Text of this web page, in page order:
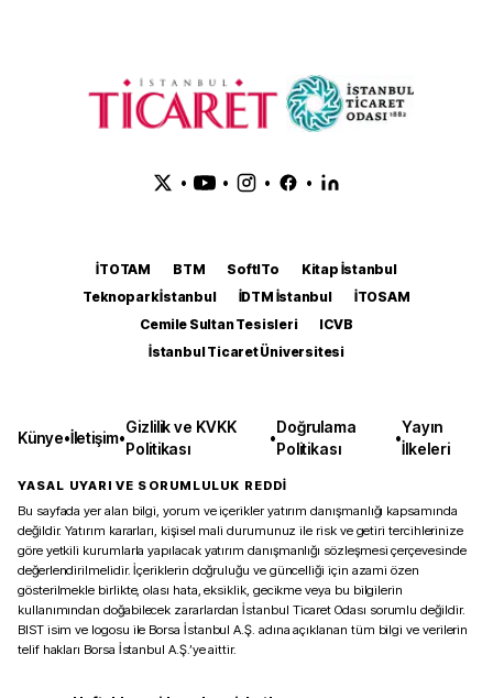
• • • •
İTOTAM BTM SoftITo
Kitap İstanbul
Teknopark İstanbul
İDTM İstanbul
İTOSAM
Cemile Sultan Tesisleri
ICVB
İstanbul Ticaret Üniversitesi
Künye•İletişim•
Gizlilik ve KVKK
Politikası
•
Doğrulama
Politikası
•
Yayın
İlkeleri
YASAL UYARI VE SORUMLULUK REDDİ
Bu sayfada yer alan bilgi, yorum ve içerikler yatırım danışmanlığı kapsamında
değildir. Yatırım kararları, kişisel mali durumunuz ile risk ve getiri tercihlerinize
göre yetkili kurumlarla yapılacak yatırım danışmanlığı sözleşmesi çerçevesinde
değerlendirilmelidir. İçeriklerin doğruluğu ve güncelliği için azami özen
gösterilmekle birlikte, olası hata, eksiklik, gecikme veya bu bilgilerin
kullanımından doğabilecek zararlardan İstanbul Ticaret Odası sorumlu değildir.
BIST isim ve logosu ile Borsa İstanbul A.Ş. adına açıklanan tüm bilgi ve verilerin
telif hakları Borsa İstanbul A.Ş.’ye aittir.